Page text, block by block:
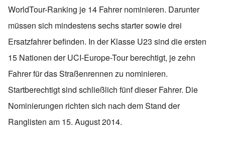
WorldTour-Ranking je 14 Fahrer nominieren. Darunter
müssen sich mindestens sechs starter sowie drei
Ersatzfahrer befinden. In der Klasse U23 sind die ersten
15 Nationen der UCI-Europe-Tour berechtigt, je zehn
Fahrer für das Straßenrennen zu nominieren.
Startberechtigt sind schließlich fünf dieser Fahrer. Die
Nominierungen richten sich nach dem Stand der
Ranglisten am 15. August 2014.